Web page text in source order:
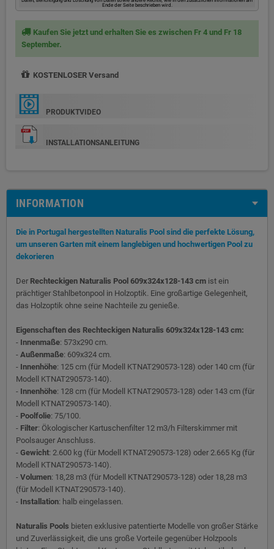
Ende der Seite beschrieben wird.
Kaufen Sie jetzt und erhalten Sie es zwischen Fr 4 und Fr 18
September.
KOSTENLOSER Versand
PRODUKTVIDEO
INSTALLATIONSANLEITUNG
INFORMATION
Die in Portugal hergestellten Naturalis Pool sind die perfekte Lösung,
um unseren Garten mit einem langlebigen und hochwertigen Pool zu
dekorieren
Der Rechteckigen Naturalis Pool 609x324x128-143 cm ist ein
prächtiger Stahlbetonpool in Holzoptik. Eine großartige Gelegenheit,
das Holzoptik ohne seine Nachteile zu genieße.
Eigenschaften des Rechteckigen Naturalis 609x324x128-143 cm:
- Innenmaße: 573x290 cm.
- Außenmaße: 609x324 cm.
- Innenhöhe: 125 cm (für Modell KTNAT290573-128) oder 140 cm (für
Modell KTNAT290573-140).
- Innenhöhe: 128 cm (für Modell KTNAT290573-128) oder 143 cm (für
Modell KTNAT290573-140).
- Poolfolie: 75/100.
- Filter: Ökologischer Kartuschenfilter 12 m3/h Filterskimmer mit
Poolsauger Anschluss.
- Gewicht: 2.600 kg (für Modell KTNAT290573-128) oder 2.665 Kg (für
Modell KTNAT290573-140).
- Volumen: 18,28 m3 (für Modell KTNAT290573-128) oder 18,28 m3
(für Modell KTNAT290573-140).
- Installation: halb eingelassen.
Naturalis Pools bieten exklusive patentierte Modelle von großer Stärke
und Zuverlässigkeit, die uns große Vorteile gegenüber Holzpools